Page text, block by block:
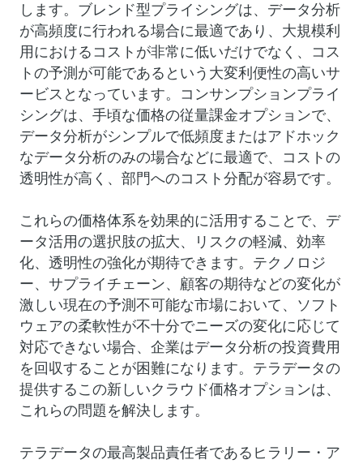
します。ブレンド型プライシングは、データ分析
が高頻度に行われる場合に最適であり、大規模利
用におけるコストが非常に低いだけでなく、コス
トの予測が可能であるという大変利便性の高いサ
ービスとなっています。コンサンプションプライ
シングは、手頃な価格の従量課金オプションで、
データ分析がシンプルで低頻度またはアドホック
なデータ分析のみの場合などに最適で、コストの
透明性が高く、部門へのコスト分配が容易です。
これらの価格体系を効果的に活用することで、デ
ータ活用の選択肢の拡大、リスクの軽減、効率
化、透明性の強化が期待できます。テクノロジ
ー、サプライチェーン、顧客の期待などの変化が
激しい現在の予測不可能な市場において、ソフト
ウェアの柔軟性が不十分でニーズの変化に応じて
対応できない場合、企業はデータ分析の投資費用
を回収することが困難になります。テラデータの
提供するこの新しいクラウド価格オプションは、
これらの問題を解決します。
テラデータの最高製品責任者であるヒラリー・ア